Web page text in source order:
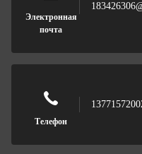
Электронная
почта
Телефон